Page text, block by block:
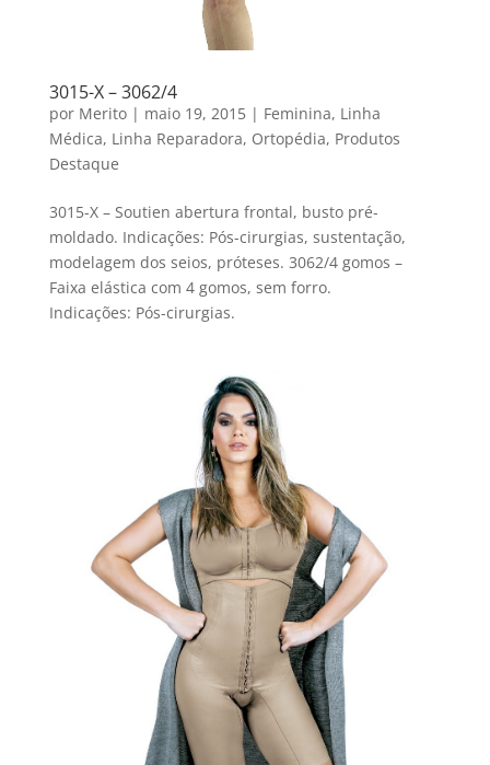
3015-X – 3062/4
por Merito| maio 19, 2015| Feminina, Linha
Médica, Linha Reparadora, Ortopédia, Produtos
Destaque
3015-X – Soutien abertura frontal, busto pré-
moldado. Indicações: Pós-cirurgias, sustentação,
modelagem dos seios, próteses. 3062/4 gomos –
Faixa elástica com 4 gomos, sem forro.
Indicações: Pós-cirurgias.